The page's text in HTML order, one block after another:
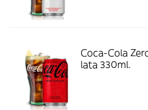
Coca-Cola
lata 330ml.